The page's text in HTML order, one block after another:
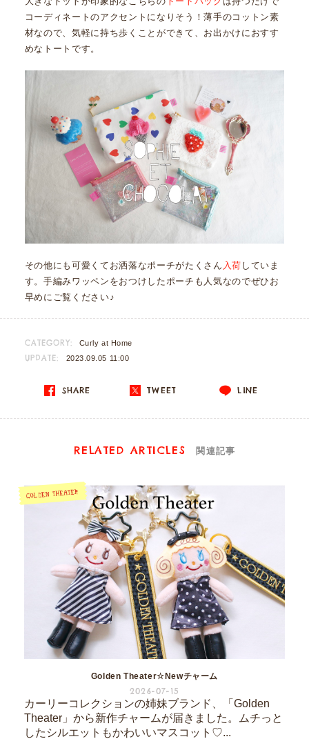
コーディネートのアクセントになりそう！薄手のコットン素
材なので、気軽に持ち歩くことができて、お出かけにおすす
めなトートです。
その他にも可愛くてお洒落なポーチがたくさん 入荷 していま
す。手編みワッペンをおつけしたポーチも人気なのでぜひお
早めにご覧ください♪
CATEGORY: Curly at Home
UPDATE: 2023.09.05 11:00
SHARE TWEET LINE
RELATED ARTICLES 関連記事
Golden Theater☆Newチャーム
2026-07-15
カーリーコレクションの姉妹ブランド、「Golden
Theater」から新作チャームが届きました。ムチっと
したシルエットもかわいいマスコット♡...